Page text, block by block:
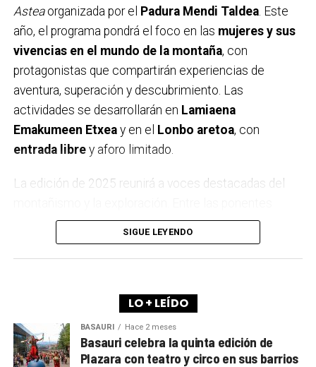
Asteaorganizada por el Padura Mendi Taldea. Este
año, el programa pondrá el foco en las mujeres y sus
vivencias en el mundo de la montaña, con
protagonistas que compartirán experiencias de
aventura, superación y descubrimiento. Las
actividades se desarrollarán en Lamiaena
Emakumeen Etxeay en el Lonbo aretoa, con
entrada librey aforo limitado.
La edición de 2025 reunirá a voces destacadas del
estaránIgone Mariezkurrena, el tríoElkarregaz
formado porElixabete, Johanna y Bego— y la
reconocida alpinistaPipi Cardell. Además, el
como ya es tradición en Arrigorriaga.
A lo largo de los últimos años, la Semana de la
Montaña se ha convertido en una cita imprescindible
SIGUE LEYENDO
LO + LEÍDO
BASAURI Hace 2 meses
Basauri celebra la quinta edición de
Plazara con teatro y circo en sus barrios